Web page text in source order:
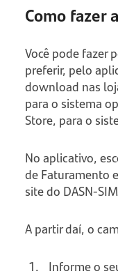
Como fazer
Você pode fazer
preferir, pelo
download nas
para o sistema
Store, para o
No aplicativo,
de Faturamento
site do DASN-
A partir daí, o
Informe o